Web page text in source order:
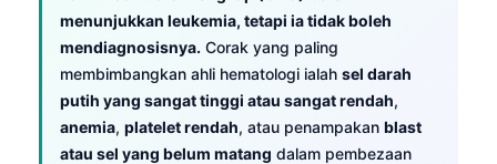
menunjukkan leukemia, tetapi ia tidak boleh
mendiagnosisnya. Corak yang paling
membimbangkan ahli hematologi ialah sel darah
putih yang sangat tinggi atau sangat rendah,
anemia, platelet rendah, atau penampakan blast
atau sel yang belum matang dalam pembezaan